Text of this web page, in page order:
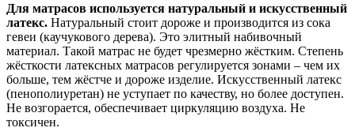
Для матрасов используется натуральный и искусственный
латекс. Натуральный стоит дороже и производится из сока
гевеи (каучукового дерева). Это элитный набивочный
материал. Такой матрас не будет чрезмерно жёстким. Степень
жёсткости латексных матрасов регулируется зонами – чем их
больше, тем жёстче и дороже изделие. Искусственный латекс
(пенополиуретан) не уступает по качеству, но более доступен.
Не возгорается, обеспечивает циркуляцию воздуха. Не
токсичен.